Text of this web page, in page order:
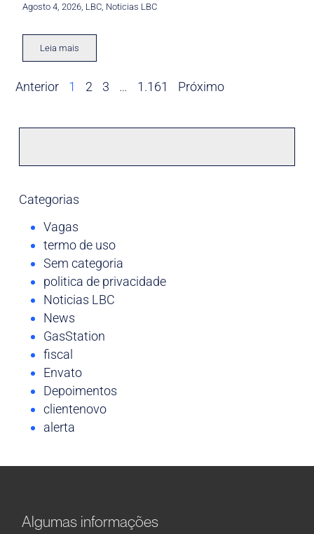
Agosto 4, 2026 LBC Noticias LBC
Leia mais
Anterior 1 2 3 … 1.161 Próximo
Categorias
Vagas
termo de uso
Sem categoria
politica de privacidade
Noticias LBC
News
GasStation
fiscal
Envato
Depoimentos
clientenovo
alerta
Algumas informações